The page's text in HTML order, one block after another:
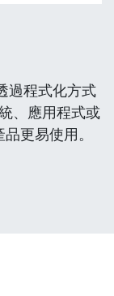
過程式化方式
、應用程式或
更易使用。